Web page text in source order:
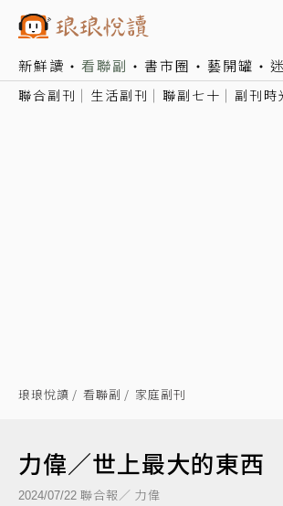
新鮮讀 看聯副 書市圈 藝開罐
聯合副刊 生活副刊 聯副七十 副刊時
琅琅悅讀 看聯副 家庭副刊
力偉／世上最大的東西
2024/07/22 聯合報／ 力偉